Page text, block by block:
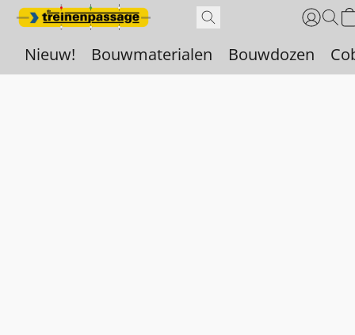
Nieuw! Bouwmaterialen Bouwdozen